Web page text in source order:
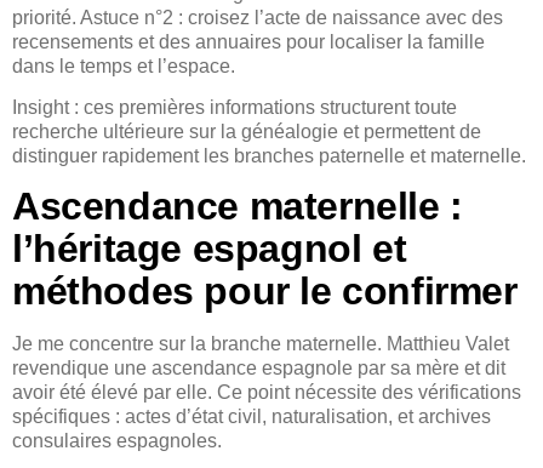
priorité. Astuce n°2 : croisez l’acte de naissance avec des
recensements et des annuaires pour localiser la famille
dans le temps et l’espace.
Insight : ces premières informations structurent toute
recherche ultérieure sur la généalogie et permettent de
distinguer rapidement les branches paternelle et maternelle.
Ascendance maternelle :
l’héritage espagnol et
méthodes pour le confirmer
Je me concentre sur la branche maternelle. Matthieu Valet
revendique une ascendance espagnole par sa mère et dit
avoir été élevé par elle. Ce point nécessite des vérifications
spécifiques : actes d’état civil, naturalisation, et archives
consulaires espagnoles.